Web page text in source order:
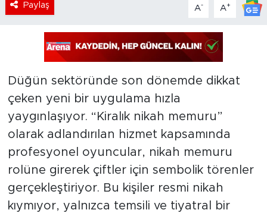
Paylaş A- A+
Düğün sektöründe son dönemde dikkat
çeken yeni bir uygulama hızla
yaygınlaşıyor. “Kiralık nikah memuru”
olarak adlandırılan hizmet kapsamında
profesyonel oyuncular, nikah memuru
rolüne girerek çiftler için sembolik törenler
gerçekleştiriyor. Bu kişiler resmi nikah
kıymıyor, yalnızca temsili ve tiyatral bir